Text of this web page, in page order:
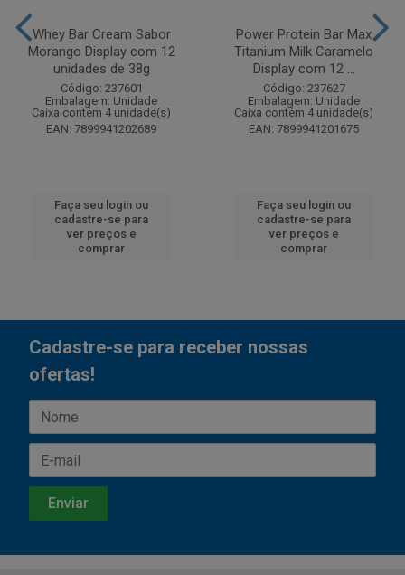
Whey Bar Cream Sabor
Morango Display com 12
unidades de 38g
Código: 237601
Embalagem: Unidade
Caixa contém 4 unidade(s)
EAN: 7899941202689
Faça seu login ou
cadastre-se para
ver preços e
comprar
Power Protein Bar Max
Titanium Milk Caramelo
Display com 12 ...
Código: 237627
Embalagem: Unidade
Caixa contém 4 unidade(s)
EAN: 7899941201675
Faça seu login ou
cadastre-se para
ver preços e
comprar
Cadastre-se para receber nossas
ofertas!